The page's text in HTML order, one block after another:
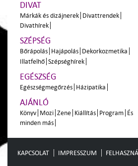
DIVAT
Márkák és dizájnerek Divattrendek
Divathírek
SZÉPSÉG
Bőrápolás Hajápolás Dekorkozmetika
Illatfelhő Szépséghírek
EGÉSZSÉG
Egészségmegőrzés Házipatika
AJÁNLÓ
Könyv Mozi Zene Kiállítás Program És
minden más
KAPCSOLAT IMPRESSZUM